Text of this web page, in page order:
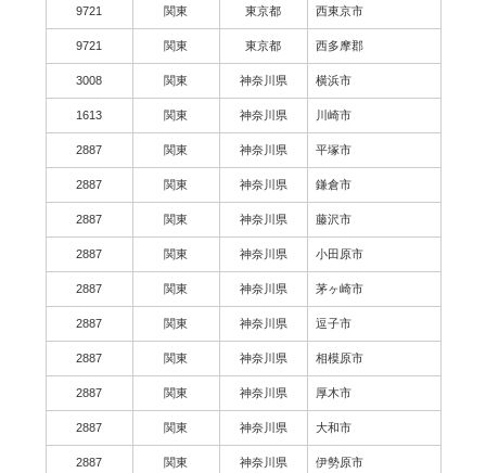
9721 関東 東京都 西東京市
9721 関東 東京都 西多摩郡
3008 関東 神奈川県 横浜市
1613 関東 神奈川県 川崎市
2887 関東 神奈川県 平塚市
2887 関東 神奈川県 鎌倉市
2887 関東 神奈川県 藤沢市
2887 関東 神奈川県 小田原市
2887 関東 神奈川県 茅ヶ崎市
2887 関東 神奈川県 逗子市
2887 関東 神奈川県 相模原市
2887 関東 神奈川県 厚木市
2887 関東 神奈川県 大和市
2887 関東 神奈川県 伊勢原市